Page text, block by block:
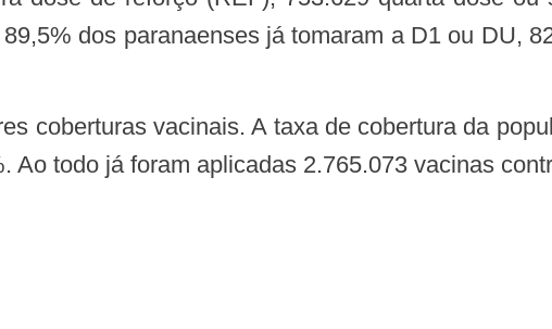
dos paranaenses já tomaram a D1 ou DU,
Ao todo já foram aplicadas 2.765.073 vacinas